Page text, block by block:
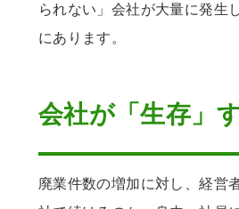
られない」会社が大量に発生
にあります。
会社が「生存」
廃業件数の増加に対し、経営